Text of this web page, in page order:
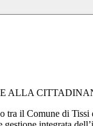
ALLA
tra il Comune di Tissi